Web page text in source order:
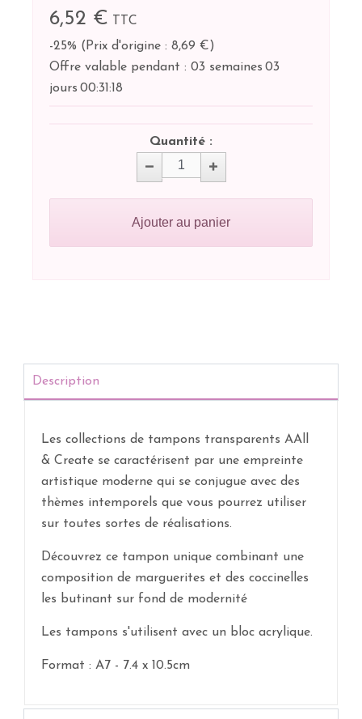
6,52 €
TTC
-25% ( Prix d'origine : 8,69 €)
Offre valable pendant : 03 semaines 03
jours 00:31:18
Quantité :
Ajouter au panier
Description
Les collections de tampons transparents AAll
& Create se caractérisent par une empreinte
artistique moderne qui se conjugue avec des
thèmes intemporels que vous pourrez utiliser
sur toutes sortes de réalisations.
Découvrez ce tampon unique combinant une
composition de marguerites et des coccinelles
les butinant sur fond de modernité
Les tampons s'utilisent avec un bloc acrylique.
Format : A7 - 7.4 x 10.5cm